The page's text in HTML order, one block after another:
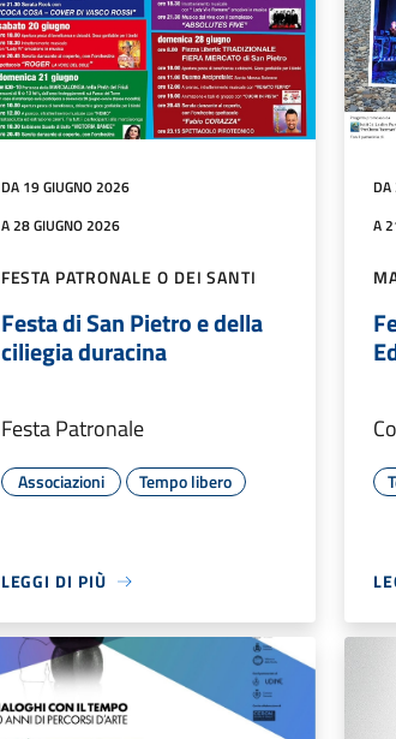
DA 19 GIUGNO 2026
A 28 GIUGNO 2026
FESTA PATRONALE O DEI SANTI
Festa di San Pietro e della
ciliegia duracina
Festa Patronale
Associazioni Tempo libero
LEGGI DI PIÙ
A